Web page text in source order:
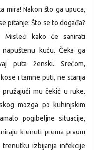
mira! Nakon što ga upuca,
pitanje: Što se to događa?
Misleći kako će sanirati
kuću. Čeka ga
puta ženski. Srećom,
i tamne puti, ne starija
mu čekić u ruke,
mozga po kuhinjskim
pogibeljne situacije,
krenuti prema prvom
izbijanja infekcije